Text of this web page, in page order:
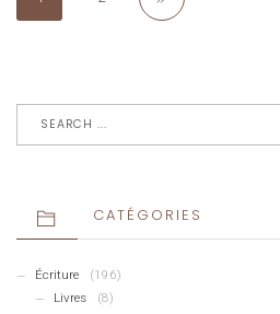
CATÉGORIES
Écriture
(196)
Livres
(8)